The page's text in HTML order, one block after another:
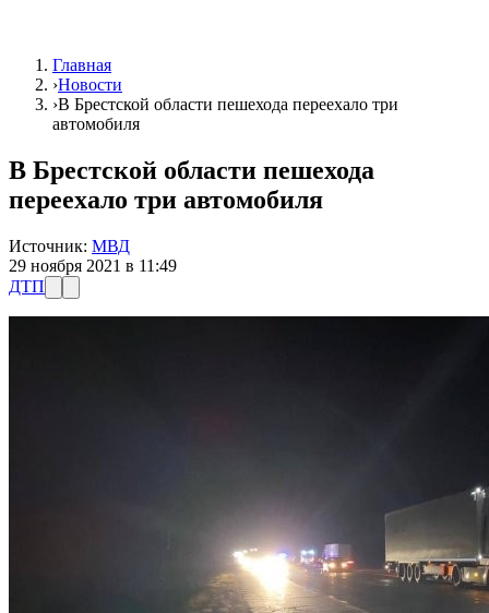
Главная
›Новости
›В Брестской области пешехода переехало три
автомобиля
В Брестской области пешехода
переехало три автомобиля
Источник: МВД
29 ноября 2021 в 11:49
ДТП